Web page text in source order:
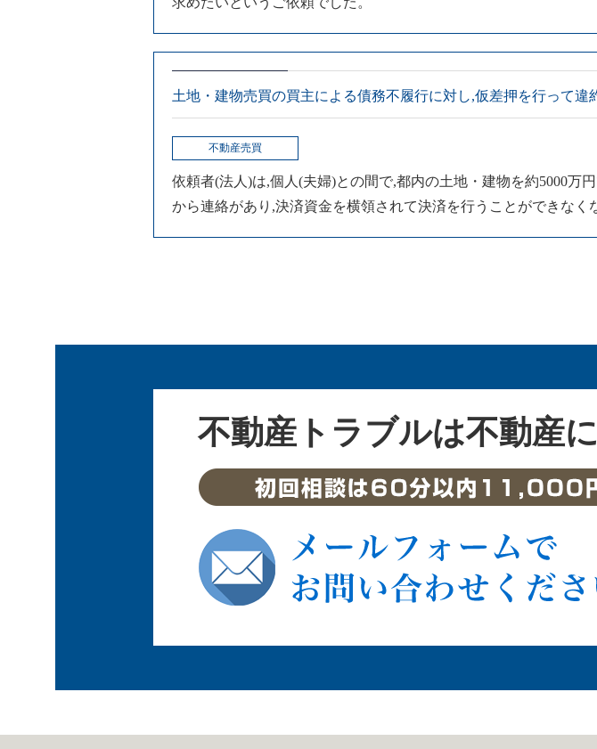
土地・建物売買の買主による債務不履行に対し,仮差押を行って違
不動産売買
依頼者(法人)は,個人(夫婦)との間で,都内の土地・建物を約5000万
から連絡があり,決済資金を横領されて決済を行うことができなく
不動産トラブルは不動産